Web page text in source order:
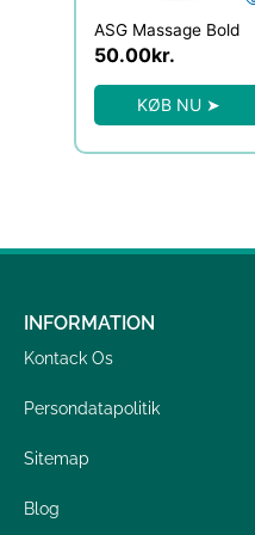
ASG Massage Bold
50.00kr.
KØB NU ➤
INFORMATION
Kontack Os
Persondatapolitik
Sitemap
Blog